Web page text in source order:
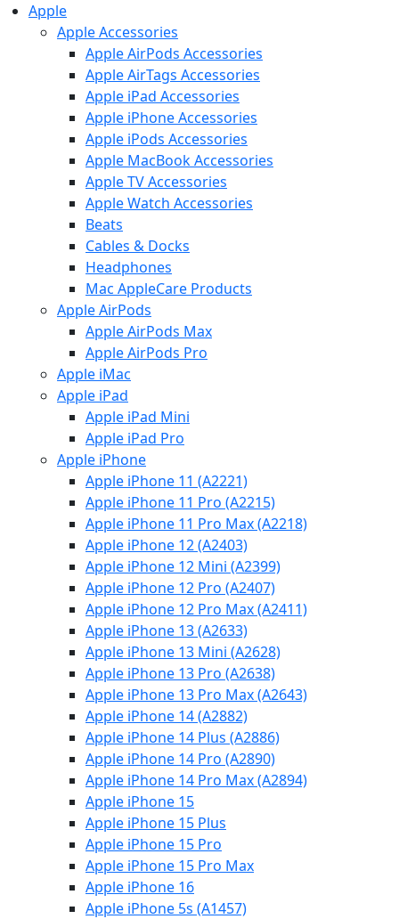
Apple
Apple Accessories
Apple AirPods Accessories
Apple AirTags Accessories
Apple iPad Accessories
Apple iPhone Accessories
Apple iPods Accessories
Apple MacBook Accessories
Apple TV Accessories
Apple Watch Accessories
Beats
Cables & Docks
Headphones
Mac AppleCare Products
Apple AirPods
Apple AirPods Max
Apple AirPods Pro
Apple iMac
Apple iPad
Apple iPad Mini
Apple iPad Pro
Apple iPhone
Apple iPhone 11 (A2221)
Apple iPhone 11 Pro (A2215)
Apple iPhone 11 Pro Max (A2218)
Apple iPhone 12 (A2403)
Apple iPhone 12 Mini (A2399)
Apple iPhone 12 Pro (A2407)
Apple iPhone 12 Pro Max (A2411)
Apple iPhone 13 (A2633)
Apple iPhone 13 Mini (A2628)
Apple iPhone 13 Pro (A2638)
Apple iPhone 13 Pro Max (A2643)
Apple iPhone 14 (A2882)
Apple iPhone 14 Plus (A2886)
Apple iPhone 14 Pro (A2890)
Apple iPhone 14 Pro Max (A2894)
Apple iPhone 15
Apple iPhone 15 Plus
Apple iPhone 15 Pro
Apple iPhone 15 Pro Max
Apple iPhone 16
Apple iPhone 5s (A1457)